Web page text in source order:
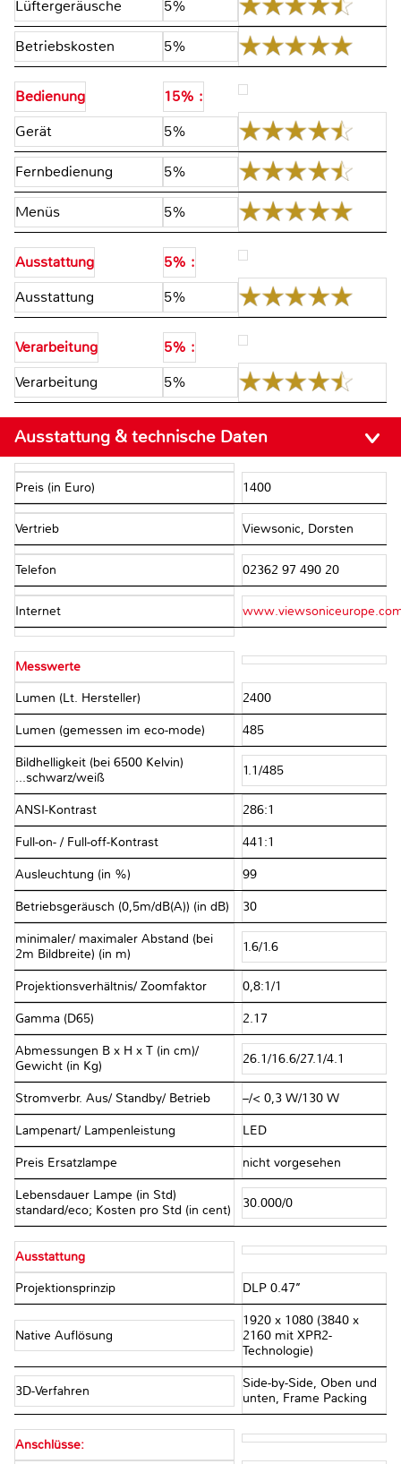
Lüftergeräusche 5%
Betriebskosten 5%
Bedienung
15% :
Gerät
5%
Fernbedienung 5%
Menüs 5%
Ausstattung
5% :
Ausstattung
5%
Verarbeitung
5% :
Verarbeitung
5%
Ausstattung & technische Daten
Preis (in Euro) 1400
Vertrieb Viewsonic, Dorsten
Telefon 02362 97 490 20
Internet
Messwerte
Lumen (Lt. Hersteller) 2400
Lumen (gemessen im eco-mode) 485
Bildhelligkeit (bei 6500 Kelvin)
...schwarz/weiß
1.1/485
ANSI-Kontrast 286:1
Full-on- / Full-off-Kontrast 441:1
Ausleuchtung (in %) 99
Betriebsgeräusch (0,5m/dB(A)) (in dB) 30
minimaler/ maximaler Abstand (bei
2m Bildbreite) (in m)
1.6/1.6
Projektionsverhältnis/ Zoomfaktor 0,8:1/1
Gamma (D65) 2.17
Abmessungen B x H x T (in cm)/
Gewicht (in Kg)
26.1/16.6/27.1/4.1
Stromverbr. Aus/ Standby/ Betrieb –/< 0,3 W/130 W
Lampenart/ Lampenleistung LED
Preis Ersatzlampe nicht vorgesehen
Lebensdauer Lampe (in Std)
standard/eco; Kosten pro Std (in cent)
30.000/0
Ausstattung
Projektionsprinzip DLP 0.47’’
Native Auflösung
1920 x 1080 (3840 x
2160 mit XPR2-
Technologie)
3D-Verfahren
Side-by-Side, Oben und
unten, Frame Packing
Anschlüsse: